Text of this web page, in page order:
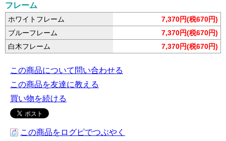
フレーム
ホワイトフレーム
7,370円(税670円)
ブルーフレーム
7,370円(税670円)
白木フレーム
7,370円(税670円)
この商品について問い合わせる
この商品を友達に教える
買い物を続ける
この商品をログピでつぶやく